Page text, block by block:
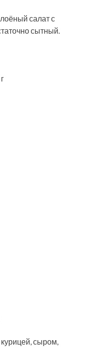
салат с
сытный.
сыром,